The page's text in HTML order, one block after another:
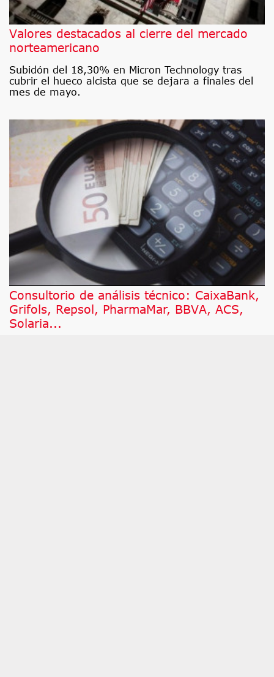
Valores destacados al cierre del mercado
norteamericano
Subidón del 18,30% en Micron Technology tras
cubrir el hueco alcista que se dejara a finales del
mes de mayo.
Consultorio de análisis técnico: CaixaBank,
Grifols, Repsol, PharmaMar, BBVA, ACS,
Solaria...